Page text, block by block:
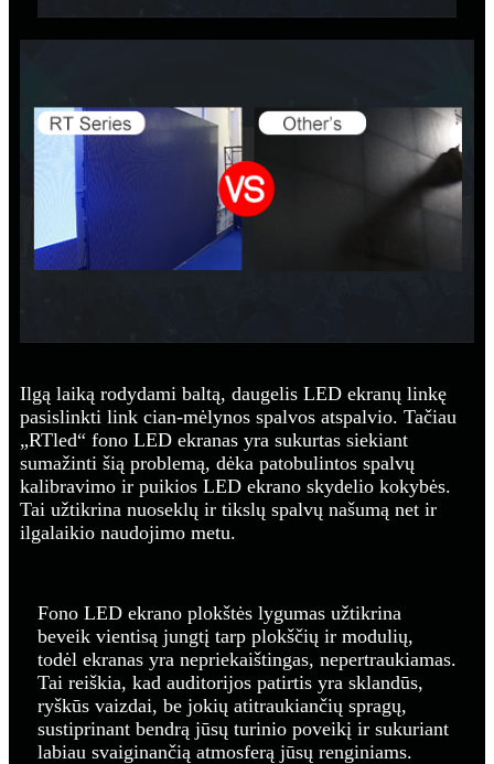
Ilgą laiką rodydami baltą, daugelis LED ekranų linkę
pasislinkti link cian-mėlynos spalvos atspalvio. Tačiau
„RTled“ fono LED ekranas yra sukurtas siekiant
sumažinti šią problemą, dėka patobulintos spalvų
kalibravimo ir puikios LED ekrano skydelio kokybės.
Tai užtikrina nuoseklų ir tikslų spalvų našumą net ir
ilgalaikio naudojimo metu.
Fono LED ekrano plokštės lygumas užtikrina
beveik vientisą jungtį tarp plokščių ir modulių,
todėl ekranas yra nepriekaištingas, nepertraukiamas.
Tai reiškia, kad auditorijos patirtis yra sklandūs,
ryškūs vaizdai, be jokių atitraukiančių spragų,
sustiprinant bendrą jūsų turinio poveikį ir sukuriant
labiau svaiginančią atmosferą jūsų renginiams.